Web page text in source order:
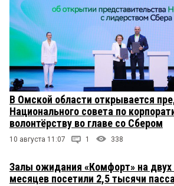
В Омской области открывается
Национального совета по
волонтёрству во главе со Сбером
10 августа 11:07 1 338
Залы ожидания «Комфорт» на двух
месяцев посетили 2,5 тысячи